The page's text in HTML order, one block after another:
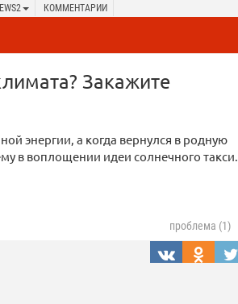
КОММЕНТАРИИ
Закажите
энергии, а когда вернулся в родную
в воплощении идеи солнечного такси.
проблема (1)